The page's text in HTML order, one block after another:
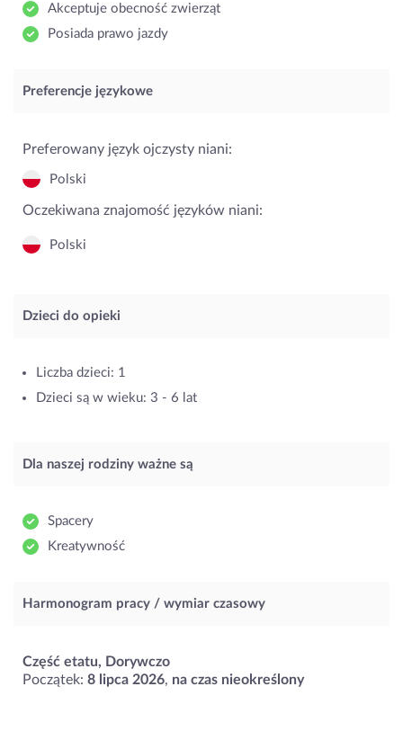
Akceptuje obecność zwierząt
Posiada prawo jazdy
Preferencje językowe
Preferowany język ojczysty niani:
Polski
Oczekiwana znajomość języków niani:
Polski
Dzieci do opieki
Liczba dzieci: 1
Dzieci są w wieku: 3 - 6 lat
Dla naszej rodziny ważne są
Spacery
Kreatywność
Harmonogram pracy / wymiar czasowy
Część etatu, Dorywczo
Początek: 8 lipca 2026, na czas nieokreślony